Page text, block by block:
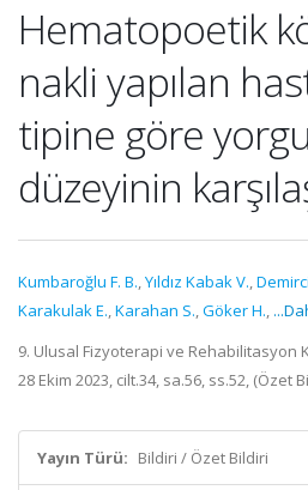
Hematopoetik
nakli yapılan
tipine göre
düzeyinin
Kumbaroğlu F. B.,Yıldız Kabak V.,
Karakulak E.,Karahan S.,Göker H.,
9. Ulusal Fizyoterapi ve Rehabilitasyon
28 Ekim 2023, cilt.34, sa.56, ss.52, (Özet
Yayın Türü: Bildiri / Özet Bildiri